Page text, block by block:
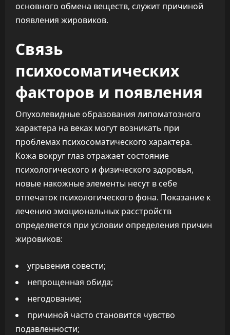
основного обмена веществ, служит причиной
появления жировиков.
Связь
психосоматических
факторов и появления
Опухолевидные образования липоматозного
характера на веках могут возникать при
проблемах психосоматического характера.
Кожа вокруг глаз отражает состояние
психологического и физического здоровья,
новые накожные элементы несут в себе
отпечаток психологического фона. Показание к
лечению эмоциональных расстройств
определяется при условии определения причин
жировиков:
угрызения совести;
непрощенная обида;
негодование;
причиной часто становится чувство
подавленности;